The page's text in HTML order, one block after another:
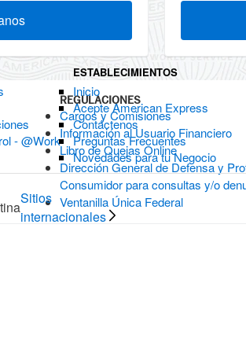
- @Work
ESTABLECIMIENTOS
Inicio
Acepte American Express
Contáctenos
Preguntas Frecuentes
Novedades para tu Negocio
Sitios
internacionales
REGULACIONES
Cargos y Comisiones
Información al Usuario Financiero
Libro de Quejas Online
Dirección General de Defensa y
Consumidor para consultas y/o
Ventanilla Única Federal